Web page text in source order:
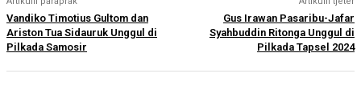
Vandiko Timotius Gultom dan
Ariston Tua Sidauruk Unggul di
Pilkada Samosir
Gus Irawan Pasaribu-Jafar
Syahbuddin Ritonga Unggul di
Pilkada Tapsel 2024